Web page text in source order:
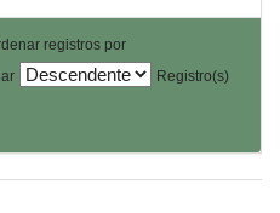
registros por
Registro(s)